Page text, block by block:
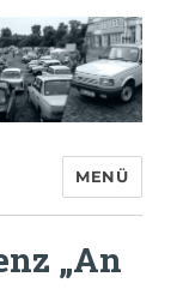
MENÜ
„An